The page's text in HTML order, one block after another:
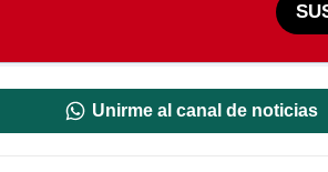
Unirme al canal de noticias